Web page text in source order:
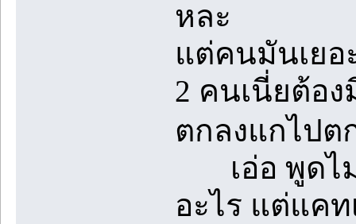
หละ
แต่คนมันเย
2 คนเนี่ยต้อง
ตกลงแกไปต
เอ่อ พูดไม่
อะไร แต่แค